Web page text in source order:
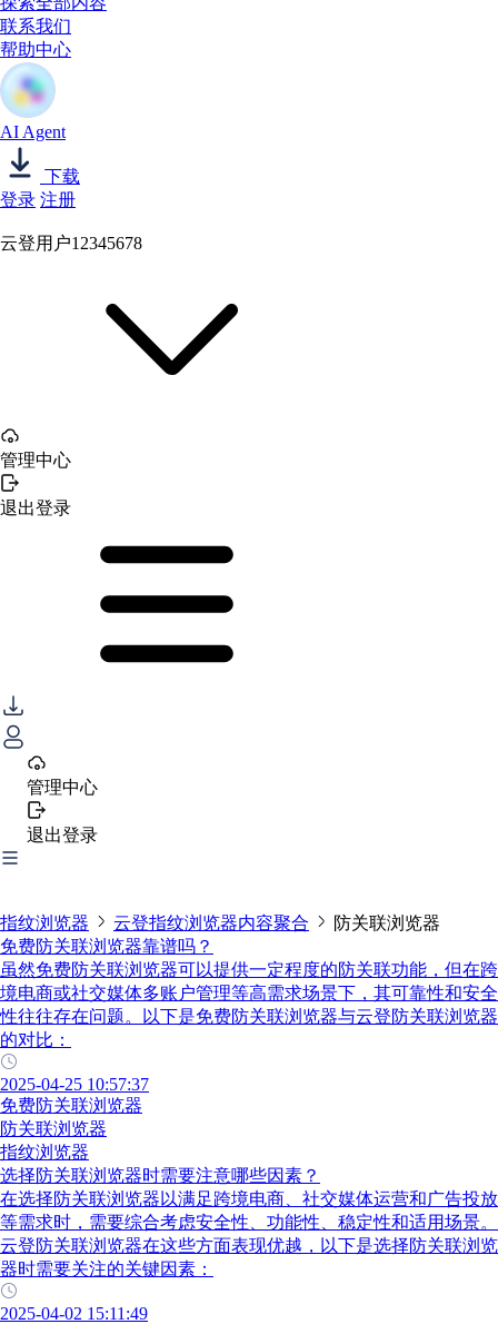
联系我们
帮助中心
AI Agent
下载
登录 注册
云登用户12345678
管理中心
退出登录
管理中心
退出登录
指纹浏览器 云登指纹浏览器内容聚合
防关联浏览器
免费防关联浏览器靠谱吗？
虽然免费防关联浏览器可以提供一定程度的防关联功能，但在跨
境电商或社交媒体多账户管理等高需求场景下，其可靠性和安全
性往往存在问题。以下是免费防关联浏览器与云登防关联浏览器
的对比：
2025-04-25 10:57:37
免费防关联浏览器
防关联浏览器
指纹浏览器
选择防关联浏览器时需要注意哪些因素？
在选择防关联浏览器以满足跨境电商、社交媒体运营和广告投放
等需求时，需要综合考虑安全性、功能性、稳定性和适用场景。
云登防关联浏览器在这些方面表现优越，以下是选择防关联浏览
器时需要关注的关键因素：
2025-04-02 15:11:49